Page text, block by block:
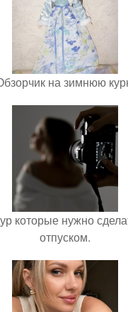
на зимнюю
которые нужно
отпуском.